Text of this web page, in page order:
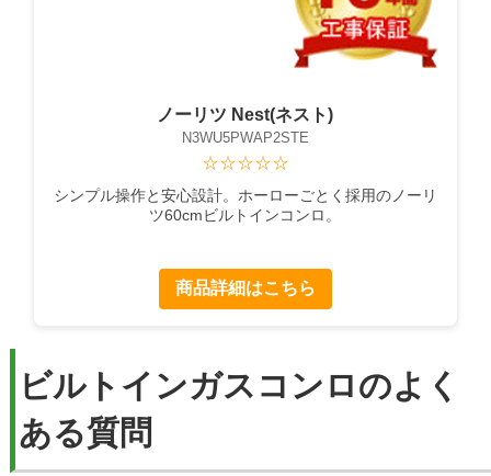
ノーリツ Nest(ネスト)
N3WU5PWAP2STE
☆☆☆☆☆
シンプル操作と安心設計。ホーローごとく採用のノーリ
ツ60cmビルトインコンロ。
商品詳細はこちら
ビルトインガスコンロのよく
ある質問